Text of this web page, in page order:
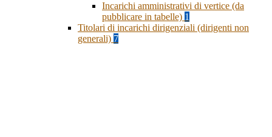
Incarichi amministrativi di vertice (da
pubblicare in tabelle) 1
Titolari di incarichi dirigenziali (dirigenti non
generali) 7